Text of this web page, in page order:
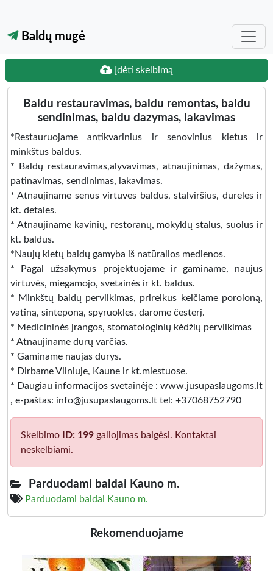
Baldų mugė
Įdėti skelbimą
Baldu restauravimas, baldu remontas, baldu
sendinimas, baldu dazymas, lakavimas
*Restauruojame antikvarinius ir senovinius kietus ir
minkštus baldus.
* Baldų restauravimas,alyvavimas, atnaujinimas, dažymas,
patinavimas, sendinimas, lakavimas.
* Atnaujiname senus virtuves baldus, stalviršius, dureles ir
kt. detales.
* Atnaujiname kavinių, restoranų, mokyklų stalus, suolus ir
kt. baldus.
*Naujų kietų baldų gamyba iš natūralios medienos.
* Pagal užsakymus projektuojame ir gaminame, naujus
virtuvės, miegamojo, svetainės ir kt. baldus.
* Minkštų baldų pervilkimas, prireikus keičiame poroloną,
vatiną, sinteponą, spyruokles, darome česterį.
* Medicininės įrangos, stomatologinių kėdžių pervilkimas
* Atnaujiname durų varčias.
* Gaminame naujas durys.
* Dirbame Vilniuje, Kaune ir kt.miestuose.
* Daugiau informacijos svetainėje : www.jusupaslaugoms.lt
, e-paštas: info@jusupaslaugoms.lt tel: +37068752790
Skelbimo ID: 199 galiojimas baigėsi. Kontaktai
neskelbiami.
Parduodami baldai Kauno m.
Parduodami baldai Kauno m.
Rekomenduojame